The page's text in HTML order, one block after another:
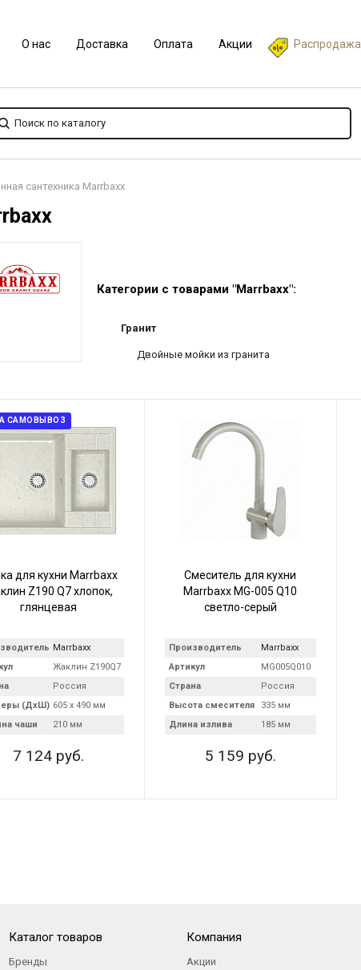
О нас Доставка Оплата Акции Распродажа
сантехника Marrbaxx
Категории с товарами "Marrbaxx":
Гранит
Двойные мойки из гранита
САМОВЫВОЗ
для кухни Marrbaxx
Z190 Q7 хлопок,
глянцевая
Marrbaxx
Жаклин Z190Q7
Россия
(ДхШ) 605 х 490 мм
чаши
210 мм
7 124 руб.
Смеситель для кухни
Marrbaxx MG-005 Q10
светло-серый
Производитель
Marrbaxx
Артикул
MG005Q010
Страна
Россия
Высота смесителя
335 мм
Длина излива
185 мм
5 159 руб.
Каталог товаров
Бренды
Компания
Акции